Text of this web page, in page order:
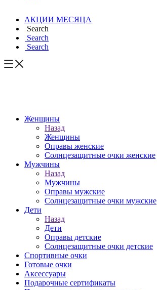
АКЦИИ МЕСЯЦА
Search
Search
Search
Женщины
Назад
Женщины
Оправы женские
Солнцезащитные очки женские
Мужчины
Назад
Мужчины
Оправы мужские
Солнцезащитные очки мужские
Дети
Назад
Дети
Оправы детские
Солнцезащитные очки детские
Спортивные очки
Готовые очки
Аксессуары
Подарочные сертификаты